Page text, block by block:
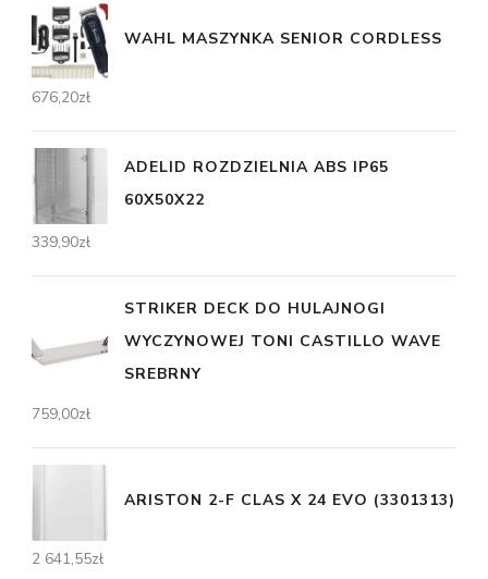
WAHL MASZYNKA SENIOR CORDLESS
676,20zł
ADELID ROZDZIELNIA ABS IP65
60X50X22
339,90zł
STRIKER DECK DO HULAJNOGI
WYCZYNOWEJ TONI CASTILLO WAVE
SREBRNY
759,00zł
ARISTON 2-F CLAS X 24 EVO (3301313)
2 641,55zł